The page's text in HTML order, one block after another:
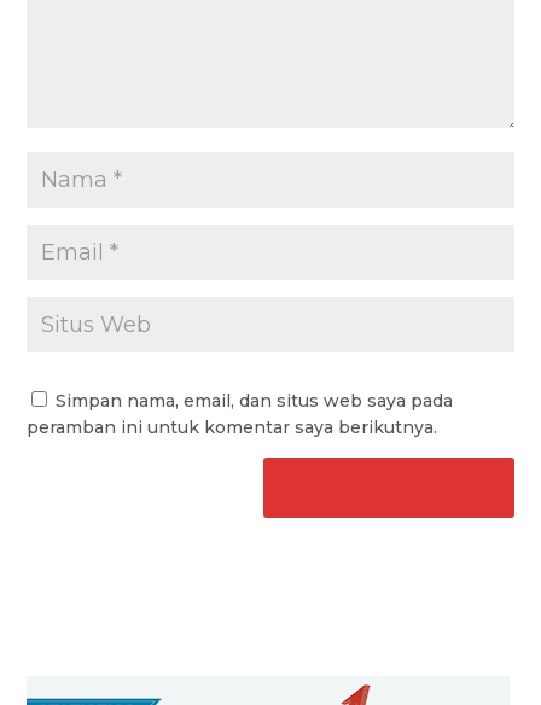
Simpan nama, email, dan situs web saya pada
peramban ini untuk komentar saya berikutnya.